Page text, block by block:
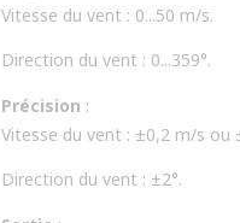
Vitesse du vent : 0...50 m/s.
Direction du vent : 0...359°.
Précision :
Vitesse du vent : ±0,2 m/s ou
Direction du vent : ±2°.